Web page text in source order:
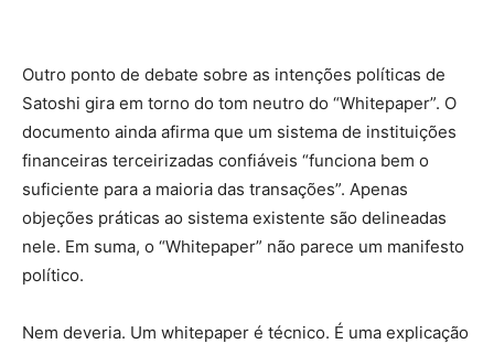
Outro ponto de debate sobre as intenções políticas de
Satoshi gira em torno do tom neutro do “Whitepaper”. O
documento ainda afirma que um sistema de instituições
financeiras terceirizadas confiáveis “funciona bem o
suficiente para a maioria das transações”. Apenas
objeções práticas ao sistema existente são delineadas
nele. Em suma, o “Whitepaper” não parece um manifesto
político.
Nem deveria. Um whitepaper é técnico. É uma explicação